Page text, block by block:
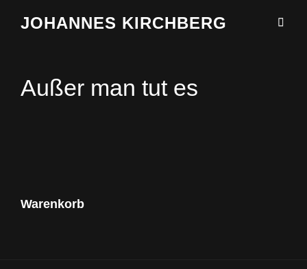
JOHANNES KIRCHBERG
Außer man tut es
Warenkorb